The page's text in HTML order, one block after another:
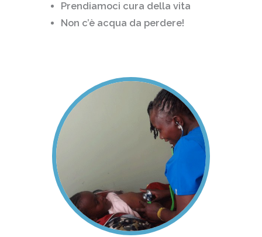
Prendiamoci cura della vita
Non c’è acqua da perdere!